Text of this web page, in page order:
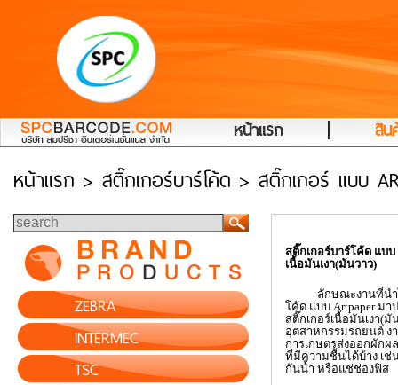
หน้าแรก | สิน
หน้าแรก > สติ๊กเกอร์บาร์โค้ด > สติ๊กเกอร์ แบบ
ZEBRA
INTERMEC
TSC
สติ๊กเกอร์บาร์โค้ด แบบ
เนื้อมันเงา(มันวาว)
ลักษณะงานที่นำไป
โค้ด แบบ Artpaperมา
สติ๊กเกอร์เนื้อมันเงา(มั
อุตสาหกรรมรถยนต์ ง
การเกษตรส่งออกผักผ
ที่มีความชื้นได้บ้าง เช่
กันน้ำ หรือแช่ช่องฟิส